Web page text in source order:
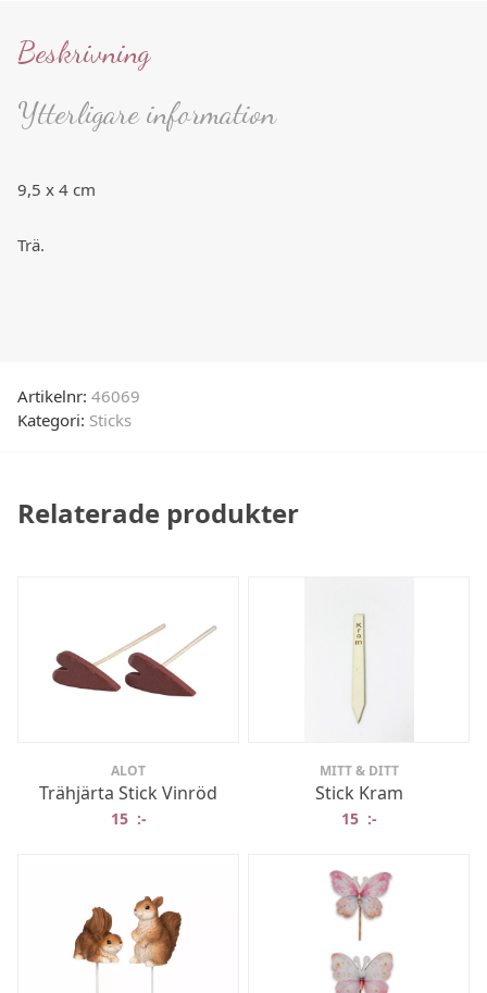
Beskrivning
Ytterligare information
9,5 x 4 cm
Trä.
Artikelnr: 46069
Kategori: Sticks
Relaterade produkter
ALOT
Trähjärta Stick Vinröd
15 :-
MITT & DITT
Stick Kram
15 :-